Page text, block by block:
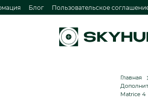
Блог
Пользовательское
Главная
Matrice 4